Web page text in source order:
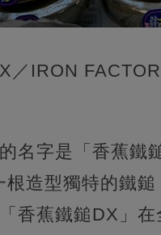
／IRON
名字是「香蕉鐵
根造型獨特的鐵鎚
香蕉鐵鎚DX」在